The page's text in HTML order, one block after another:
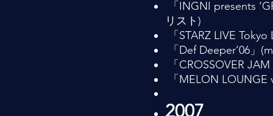
「INGNI presents
リスト)
「STARZ LIVE
「Def Deeper’06」
「CROSSOVER
「MELON
2007